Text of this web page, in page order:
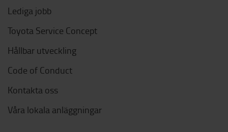
Lediga jobb
Toyota Service Concept
Hållbar utveckling
Code of Conduct
Kontakta oss
Våra lokala anläggningar